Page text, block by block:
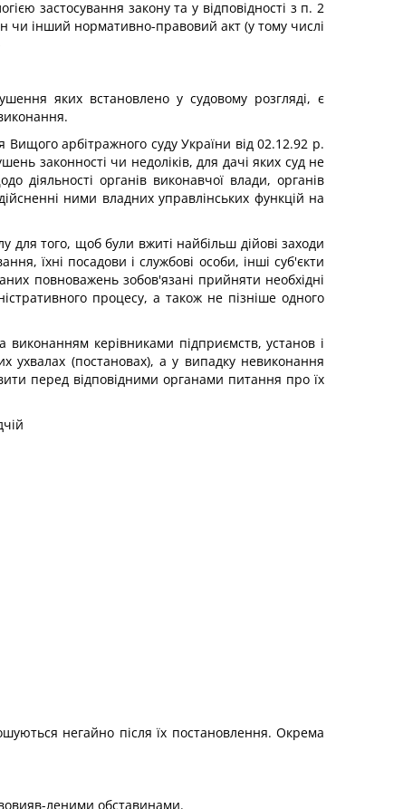
застосування закону та у відповідності з п. 2
чи інший нормативно-правовий акт (у тому числі
яких встановлено у судовому розгляді, є
арбітражного суду України від 02.12.92 р.
законності чи недоліків, для дачі яких суд не
діяльності органів виконавчої влади, органів
ними владних управлінських функцій на
для того, щоб були вжиті найбільш дійові заходи
їхні посадови і службові особи, інші суб'єкти
повноважень зобов'язані прийняти необхідні
процесу, а також не пізніше одного
керівниками підприємств, установ і
ухвалах (постановах), а у випадку невиконання
перед відповідними органами питання про їх
негайно після їх постановлення. Окрема
леними обставинами.